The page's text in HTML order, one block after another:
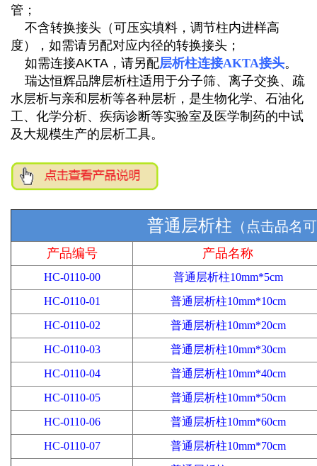
管；
不含转换接头（可压实填料，调节柱内进样高
度）
，如需请另配对应内径的转换接头 ；
如需连接AKTA，请另配层析柱连接AKTA接头。
瑞达恒辉品牌层析柱适用于分子筛、离子交换、疏
水层析与亲和层析等各种层析 ，是生物化学、石油化
工、化学分析、疾病诊断等实验室及医学制药的中试
及大规模生产的层析工具。
普通层析柱 （点击品名
产品编号 产品名称
HC-0110-00
普通层析柱10mm*5cm
HC-0110-01
普通层析柱10mm*10cm
HC-0110-02
普通层析柱10mm*20cm
HC-0110-03
普通层析柱10mm*30cm
HC-0110-04
普通层析柱10mm*40cm
HC-0110-05
普通层析柱10mm*50cm
HC-0110-06
普通层析柱10mm*60cm
HC-0110-07
普通层析柱10mm*70cm